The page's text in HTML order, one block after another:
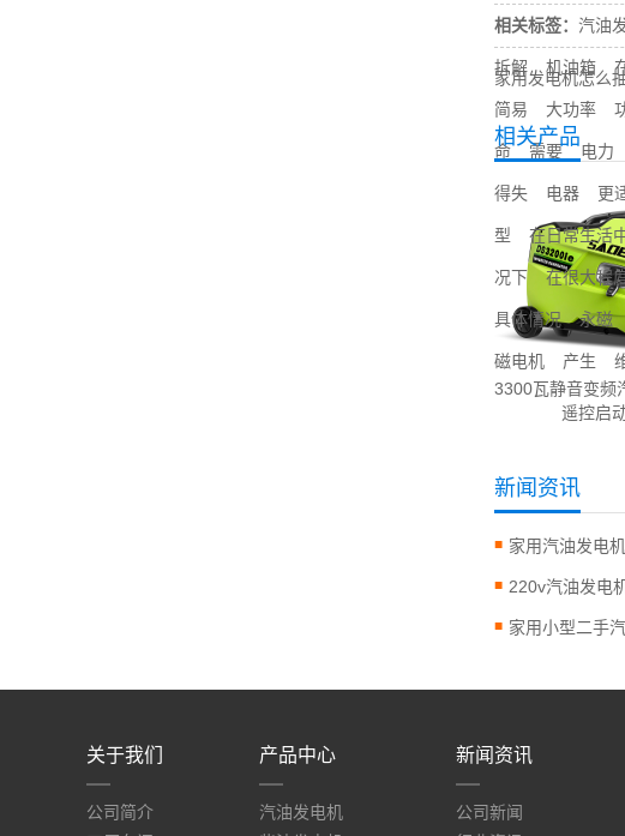
相关标签： 汽油
拆解 机油箱
简易 大功率
命 需要 电力
得失 电器 更
型 在日常生活
况下 在很大程
具体情况 永磁
磁电机 产生
家用发电机怎么
相关产品
3300瓦静音变频
遥控启
新闻资讯
家用汽油发电
220v汽油发电
家用小型二手
关于我们
公司简介
产品中心
汽油发电机
新闻资讯
公司新闻